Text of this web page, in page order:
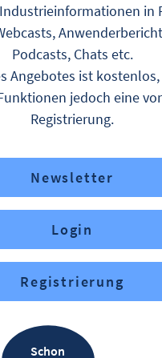
in
Podcasts, Chats etc.
Angebotes ist
jedoch eine
Registrierung.
Newsletter
Login
Registrierung
Schon